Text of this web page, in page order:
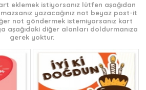
eklemek istiyorsanız lütfen aşağıdan
yazacağınız not beyaz post-it
not göndermek istemiyorsanız kart
aşağıdaki diğer alanları doldurmanıza
gerek yoktur.